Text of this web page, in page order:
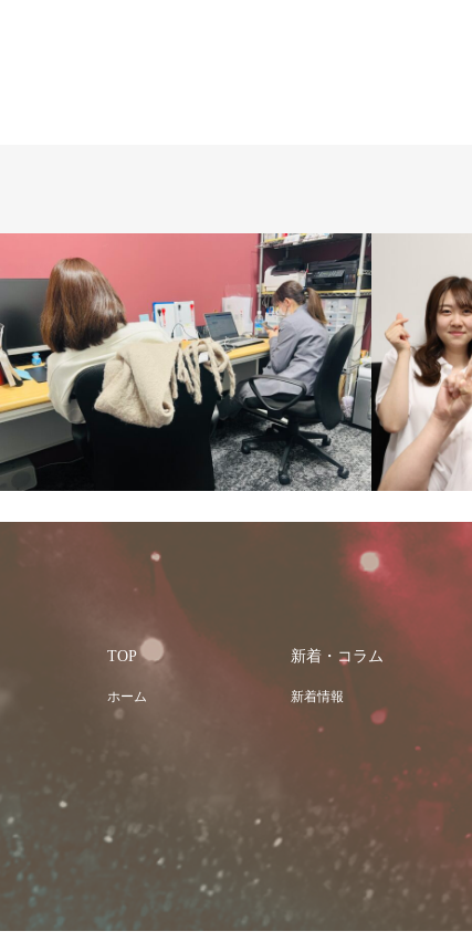
TOP
ホーム
新着・コラム
新着情報